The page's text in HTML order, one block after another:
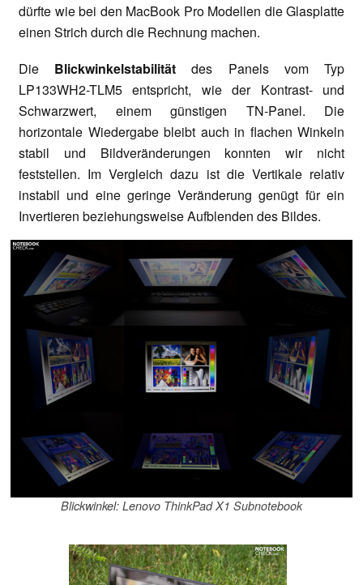
dürfte wie bei den MacBook Pro Modellen die Glasplatte
einen Strich durch die Rechnung machen.
Die Blickwinkelstabilität des Panels vom Typ
LP133WH2-TLM5 entspricht, wie der Kontrast- und
Schwarzwert, einem günstigen TN-Panel. Die
horizontale Wiedergabe bleibt auch in flachen Winkeln
stabil und Bildveränderungen konnten wir nicht
feststellen. Im Vergleich dazu ist die Vertikale relativ
instabil und eine geringe Veränderung genügt für ein
Invertieren beziehungsweise Aufblenden des Bildes.
Blickwinkel: Lenovo ThinkPad X1 Subnotebook